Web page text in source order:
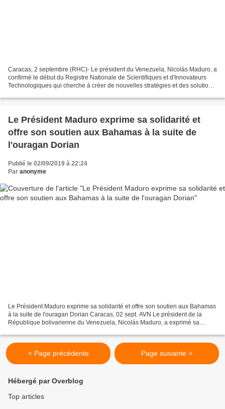
Caracas, 2 septembre (RHC)- Le président du Venezuela, Nicolás Maduro, a
confirmé le début du Registre Nationale de Scientifiques et d'Innovateurs
Technologiques qui cherche à créer de nouvelles stratégies et des solutions
Le Président Maduro exprime sa solidarité et
offre son soutien aux Bahamas à la suite de
l'ouragan Dorian
Publié le 02/09/2019 à 22:24
Par anonyme
Le Président Maduro exprime sa solidarité et offre son soutien aux Bahamas
à la suite de l'ouragan Dorian Caracas, 02 sept. AVN Le président de la
République bolivarienne du Venezuela, Nicolás Maduro, a exprimé sa
< Page précédente Page suivante >
Hébergé par Overblog
Top articles